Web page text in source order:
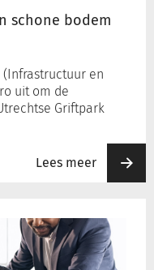
schone bodem
(Infrastructuur en
uit om de
Griftpark
Lees meer